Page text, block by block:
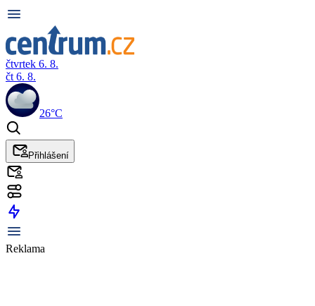
čtvrtek 6. 8.
čt 6. 8.
26°C
Přihlášení
Reklama